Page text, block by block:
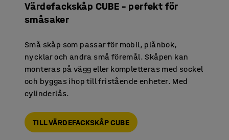
Värdefackskåp CUBE – perfekt för
småsaker
Små skåp som passar för mobil, plånbok,
nycklar och andra små föremål. Skåpen kan
monteras på vägg eller kompletteras med sockel
och byggas ihop till fristående enheter. Med
cylinderlås.
TILL VÄRDEFACKSKÅP CUBE